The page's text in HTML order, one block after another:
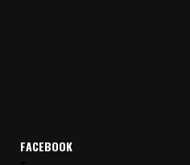
FACEBOOK